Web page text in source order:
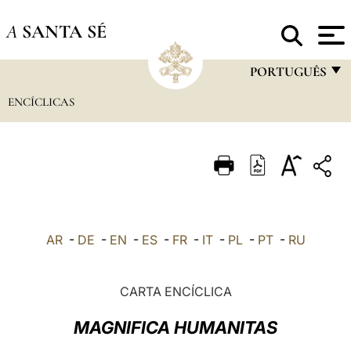
A SANTA SÉ
PORTUGUÊS
ITALIANO
ENCÍCLICAS
AR- DE - EN - ES- FR- IT- PL- PT- RU
CARTA ENCÍCLICA
MAGNIFICA HUMANITAS